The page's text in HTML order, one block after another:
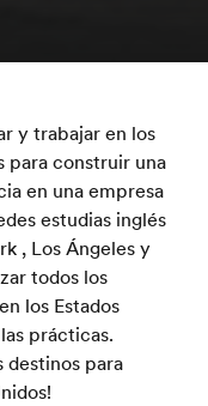
y trabajar en los
para construir una
en una empresa
estudias inglés
, Los Ángeles y
todos los
los Estados
prácticas.
destinos para